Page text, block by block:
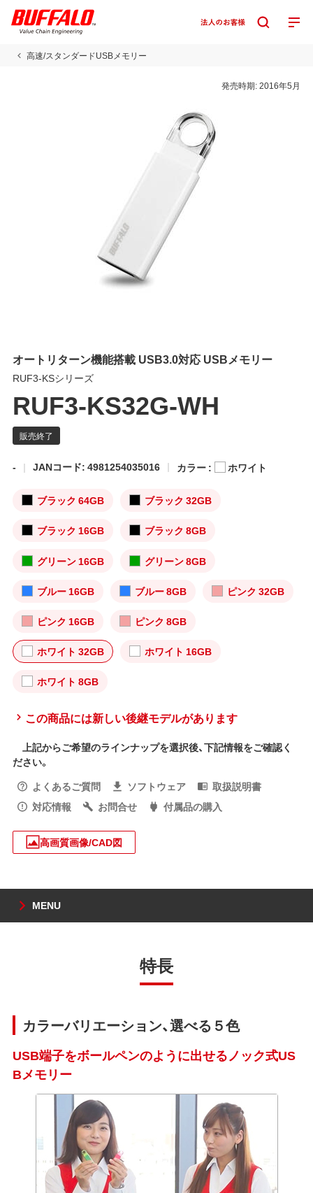
高速/スタンダードUSBメモリー
発売時期:2016年5月
オートリターン機能搭載 USB3.0対応 USBメモリー
RUF3-KSシリーズ
RUF3-KS32G-WH
- JANコード: 4981254035016 カラー : ホワイト
ブラック 64GB ブラック 32GB
ブラック 16GB ブラック 8GB
グリーン 16GB グリーン 8GB
ブルー 16GB ブルー 8GB ピンク 32GB
ピンク 16GB ピンク 8GB
ホワイト 32GB ホワイト 16GB
ホワイト 8GB
この商品には新しい後継モデルがあります
上記からご希望のラインナップを選択後、下記情報をご確認く
ださい。
よくあるご質問
ソフトウェア
取扱説明書
対応情報
お問合せ 付属品の購入
高画質画像/CAD図
MENU
特長
カラーバリエーション、選べる５色
USB端子をボールペンのように出せるノック式US
Bメモリー